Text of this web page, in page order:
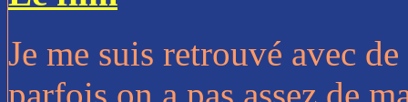
Je me suis retrouvé avec